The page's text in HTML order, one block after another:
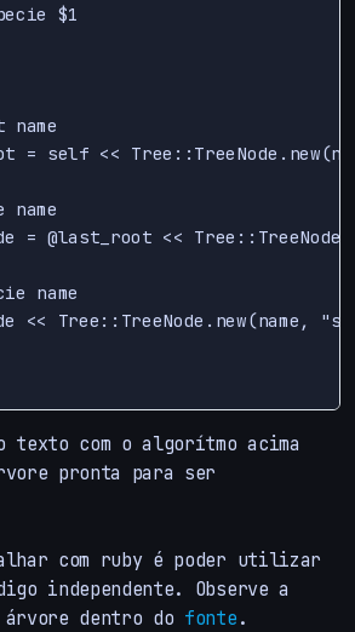
$1
name
= self <<
name
= @last_root <<
name
<< Tree::TreeNode.new(name,
texto com o algorítmo acima
pronta para ser
com ruby é poder utilizar
independente. Observe a
dentro do fonte.